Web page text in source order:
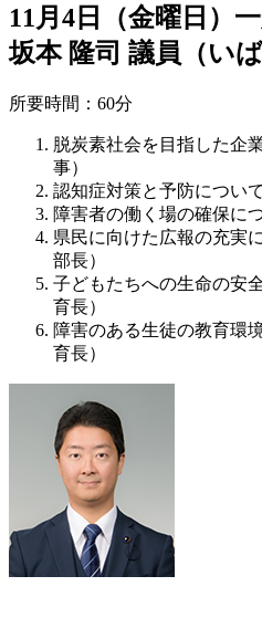
11月4日（金曜日）
坂本 隆司 議員（い
所要時間：60分
脱炭素社会を目指した企
事）
認知症対策と予防につい
障害者の働く場の確保に
県民に向けた広報の充実
部長）
子どもたちへの生命の安
育長）
障害のある生徒の教育環
育長）